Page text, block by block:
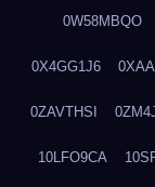
0W58MBQO
0X4GG1J6
0ZAVTHSI
10LFO9CA